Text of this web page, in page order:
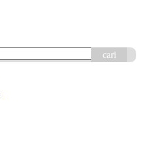
cari